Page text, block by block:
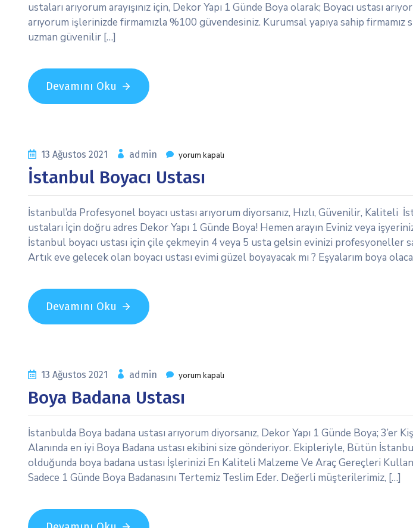
ustaları arıyorum arayışınız için, Dekor Yapı 1 Günde Boya olarak; Boyacı ustası
arıyorum işlerinizde firmamızla %100 güvendesiniz. Kurumsal yapıya sahip firmamız
uzman güvenilir […]
Devamını Oku
13 Ağustos 2021 admin yorum kapalı
İstanbul Boyacı Ustası
İstanbul’da Profesyonel boyacı ustası arıyorum diyorsanız, Hızlı, Güvenilir, Kaliteli
ustaları İçin doğru adres Dekor Yapı 1 Günde Boya! Hemen arayın Eviniz veya
İstanbul boyacı ustası için çile çekmeyin 4 veya 5 usta gelsin evinizi profesyoneller
Artık eve gelecek olan boyacı ustası evimi güzel boyayacak mı ? Eşyalarım boya
Devamını Oku
13 Ağustos 2021 admin yorum kapalı
Boya Badana Ustası
İstanbulda Boya badana ustası arıyorum diyorsanız, Dekor Yapı 1 Günde Boya;
Alanında en iyi Boya Badana ustası ekibini size gönderiyor. Ekipleriyle, Bütün
olduğunda boya badana ustası İşlerinizi En Kaliteli Malzeme Ve Araç Gereçleri
Sadece 1 Günde Boya Badanasını Tertemiz Teslim Eder. Değerli müşterilerimiz, […]